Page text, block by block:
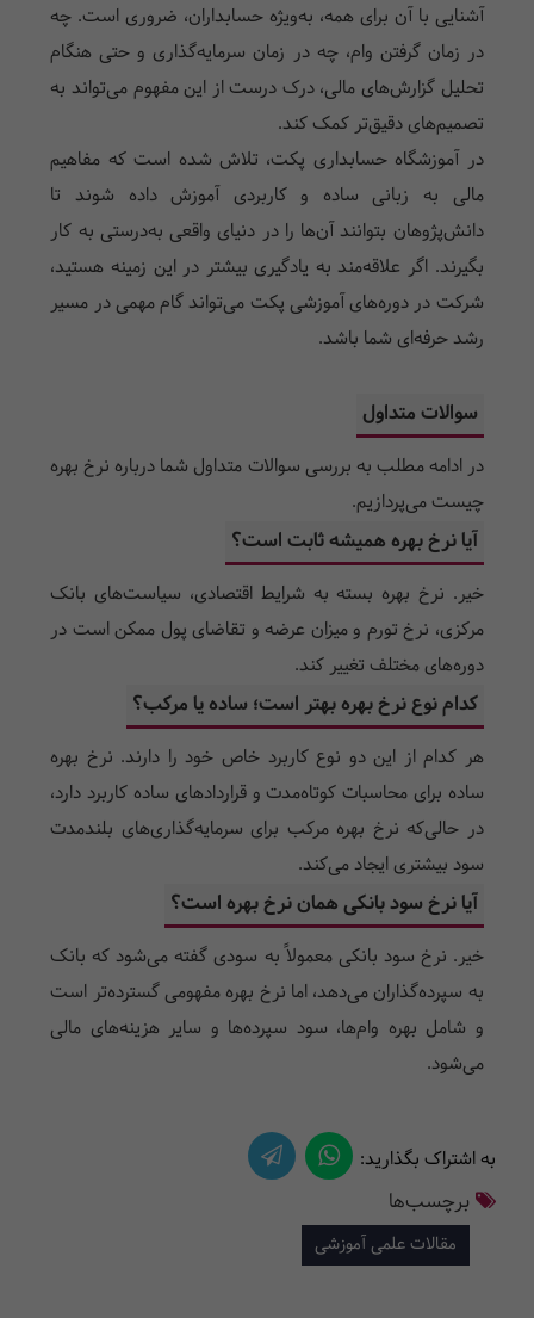
آشنایی با آن برای همه، به‌ویژه حسابداران، ضروری است. چه
در زمان گرفتن وام، چه در زمان سرمایه‌گذاری و حتی هنگام
تحلیل گزارش‌های مالی، درک درست از این مفهوم می‌تواند به
تصمیم‌های دقیق‌تر کمک کند.
در آموزشگاه حسابداری پکت، تلاش شده است که مفاهیم
مالی به زبانی ساده و کاربردی آموزش داده شوند تا
دانش‌پژوهان بتوانند آن‌ها را در دنیای واقعی به‌درستی به کار
بگیرند. اگر علاقه‌مند به یادگیری بیشتر در این زمینه هستید،
شرکت در دوره‌های آموزشی پکت می‌تواند گام مهمی در مسیر
رشد حرفه‌ای شما باشد.
سوالات متداول
در ادامه مطلب به بررسی سوالات متداول شما درباره نرخ بهره
چیست می‌پردازیم.
آیا نرخ بهره همیشه ثابت است؟
خیر. نرخ بهره بسته به شرایط اقتصادی، سیاست‌های بانک
مرکزی، نرخ تورم و میزان عرضه و تقاضای پول ممکن است در
دوره‌های مختلف تغییر کند.
کدام نوع نرخ بهره بهتر است؛ ساده یا مرکب؟
هر کدام از این دو نوع کاربرد خاص خود را دارند. نرخ بهره
ساده برای محاسبات کوتاه‌مدت و قراردادهای ساده کاربرد دارد،
در حالی‌که نرخ بهره مرکب برای سرمایه‌گذاری‌های بلندمدت
سود بیشتری ایجاد می‌کند.
آیا نرخ سود بانکی همان نرخ بهره است؟
خیر. نرخ سود بانکی معمولاً به سودی گفته می‌شود که بانک
به سپرده‌گذاران می‌دهد، اما نرخ بهره مفهومی گسترده‌تر است
و شامل بهره وام‌ها، سود سپرده‌ها و سایر هزینه‌های مالی
می‌شود.
به اشتراک بگذارید:
برچسب‌ها
مقالات علمی آموزشی